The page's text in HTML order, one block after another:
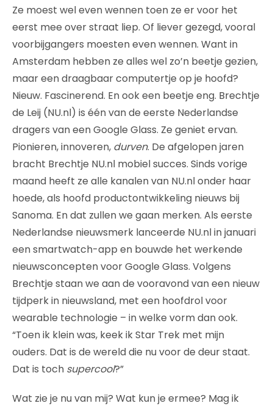
Ze moest wel even wennen toen ze er voor het
eerst mee over straat liep. Of liever gezegd, vooral
voorbijgangers moesten even wennen. Want in
Amsterdam hebben ze alles wel zo’n beetje gezien,
maar een draagbaar computertje op je hoofd?
Nieuw. Fascinerend. En ook een beetje eng. Brechtje
de Leij (NU.nl) is één van de eerste Nederlandse
dragers van een Google Glass. Ze geniet ervan.
Pionieren, innoveren, durven. De afgelopen jaren
bracht Brechtje NU.nl mobiel succes. Sinds vorige
maand heeft ze alle kanalen van NU.nl onder haar
hoede, als hoofd productontwikkeling nieuws bij
Sanoma. En dat zullen we gaan merken. Als eerste
Nederlandse nieuwsmerk lanceerde NU.nl in januari
een smartwatch-app en bouwde het werkende
nieuwsconcepten voor Google Glass. Volgens
Brechtje staan we aan de vooravond van een nieuw
tijdperk in nieuwsland, met een hoofdrol voor
wearable technologie – in welke vorm dan ook.
“Toen ik klein was, keek ik Star Trek met mijn
ouders. Dat is de wereld die nu voor de deur staat.
Dat is toch supercool?”
Wat zie je nu van mij? Wat kun je ermee? Mag ik